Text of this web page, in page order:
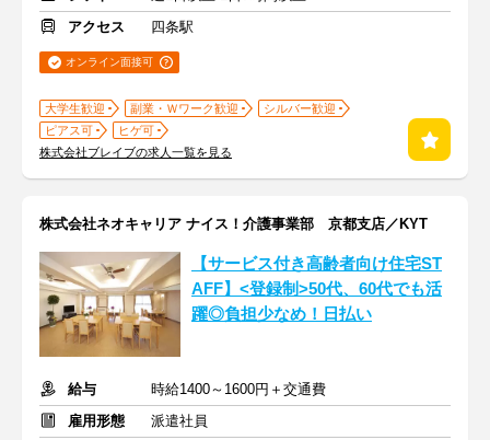
アクセス
四条駅
オンライン面接可
大学生歓迎 副業・Ｗワーク歓迎
シルバー歓迎
ピアス可
ヒゲ可
株式会社ブレイブの求人一覧を見る
株式会社ネオキャリア ナイス！介護事業部 京都支店／KYT
【サービス付き高齢者向け住宅ST
AFF】<登録制>50代、60代でも活
躍◎負担少なめ！日払い
給与
時給1400～1600円＋交通費
雇用形態
派遣社員